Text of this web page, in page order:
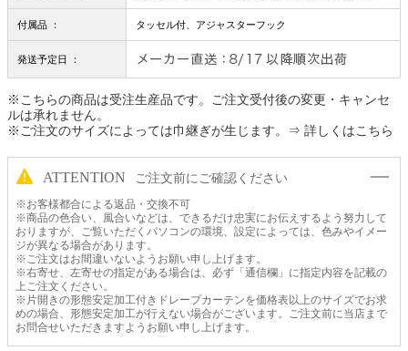
付属品 ： タッセル付、アジャスターフック
発送予定日 ：
※こちらの商品は受注生産品です。ご注文受付後の変更・キャンセ
ルは承れません。
※ご注文のサイズによっては巾継ぎが生じます。
⇒ 詳しくはこちら
ATTENTION ご注文前にご確認ください
※お客様都合による返品・交換不可
※商品の色合い、風合いなどは、できるだけ忠実にお伝えするよう努力して
おりますが、ご覧いただくパソコンの環境、設定によっては、色みやイメー
ジが異なる場合があります。
※ご注文はお間違いないようお願い申し上げます。
※右寄せ、左寄せの指定がある場合は、必ず「通信欄」に指定内容を記載の
上ご注文ください。
※片開きの形態安定加工付きドレープカーテンを価格表以上のサイズでお求
めの場合、形態安定加工が行えない場合がございます。ご注文前に当店まで
お問合せいただきますようお願い申し上げます。